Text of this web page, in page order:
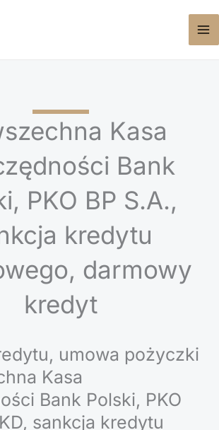
Kasa
Bank
PKO BP S.A.,
kredytu
darmowy
kredyt
umowa pożyczki
Kasa
Bank Polski, PKO
sankcja kredytu